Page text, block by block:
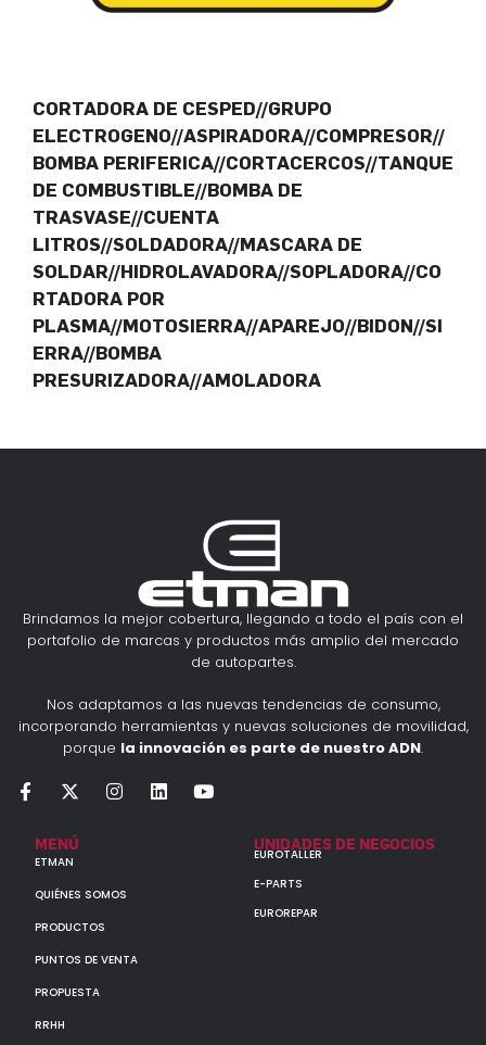
CORTADORA DE CESPED//GRUPO
ELECTROGENO//ASPIRADORA//COMPRESOR//
BOMBA PERIFERICA//CORTACERCOS//TANQUE
DE COMBUSTIBLE//BOMBA DE
TRASVASE//CUENTA
LITROS//SOLDADORA//MASCARA DE
SOLDAR//HIDROLAVADORA//SOPLADORA//CO
RTADORA POR
PLASMA//MOTOSIERRA//APAREJO//BIDON//SI
ERRA//BOMBA
PRESURIZADORA//AMOLADORA
Brindamos la mejor cobertura, llegando a todo el país con el
portafolio de marcas y productos más amplio del mercado
de autopartes.
Nos adaptamos a las nuevas tendencias de consumo,
incorporando herramientas y nuevas soluciones de movilidad,
porque la innovación es parte de nuestro ADN.
MENÚ
ETMAN
QUIÉNES SOMOS
PRODUCTOS
PUNTOS DE VENTA
PROPUESTA
RRHH
UNIDADES DE NEGOCIOS
EUROTALLER
E-PARTS
EUROREPAR